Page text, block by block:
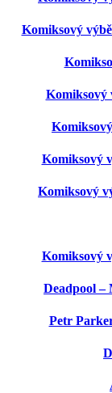
Komiksový
Komiksový
Komiksový
Komiksový
Komiksový
Deadpool –
Petr